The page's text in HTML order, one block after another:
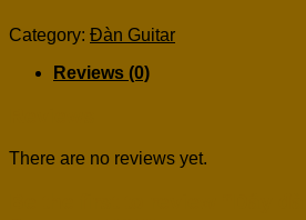
Category: Đàn Guitar
Reviews (0)
There are no reviews yet.